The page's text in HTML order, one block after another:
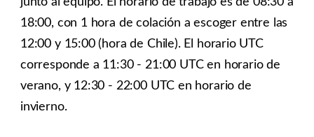
18:00, con 1 hora de colación a escoger entre las
12:00 y 15:00 (hora de Chile). El horario UTC
corresponde a 11:30 - 21:00 UTC en horario de
verano, y 12:30 - 22:00 UTC en horario de
invierno.